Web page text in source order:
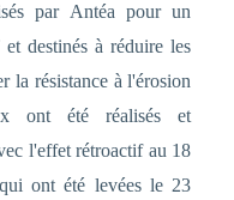
par Antéa pour un
destinés à réduire les
la résistance à l'érosion
ont été réalisés et
l'effet rétroactif au 18
ont été levées le 23